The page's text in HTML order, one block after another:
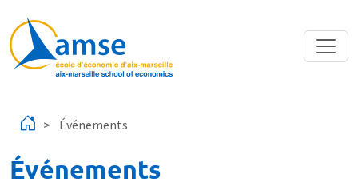
Événements
Événements